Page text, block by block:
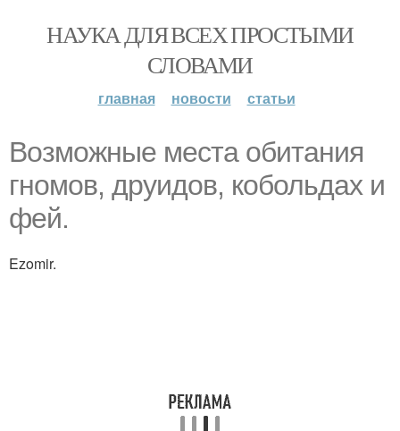
НАУКА ДЛЯ ВСЕХ ПРОСТЫМИ
СЛОВАМИ
главная новости статьи
Возможные места обитания
гномов, друидов, кобольдах и
фей.
Ezomir.